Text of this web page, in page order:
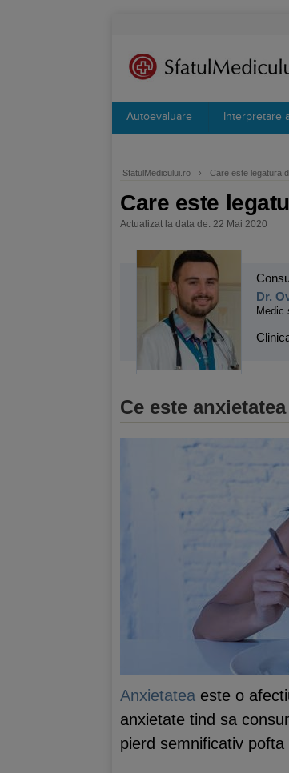
Autoevaluare Interpretare
SfatulMedicului.ro › Care este legatura
Care este
Actualizat la data de: 22 Mai 2020
Dr.
Medic
Ce este anxietatea
Anxietatea este o
anxietate tind sa
pierd semnificativ